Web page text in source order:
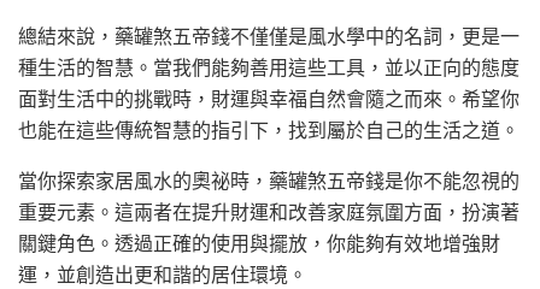
總結來說，藥罐煞五帝錢不僅僅是風水學中的名詞，更是一
種生活的智慧。當我們能夠善用這些工具，並以正向的態度
面對生活中的挑戰時，財運與幸福自然會隨之而來。希望你
也能在這些傳統智慧的指引下，找到屬於自己的生活之道。
當你探索家居風水的奧祕時，藥罐煞五帝錢是你不能忽視的
重要元素。這兩者在提升財運和改善家庭氛圍方面，扮演著
關鍵角色。透過正確的使用與擺放，你能夠有效地增強財
運，並創造出更和諧的居住環境。